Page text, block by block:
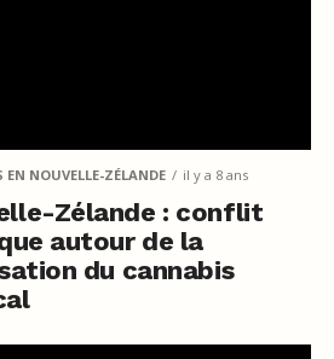
NOUVELLE-ZÉLANDE il y a 8 ans
Zélande : conflit
autour de la
du cannabis